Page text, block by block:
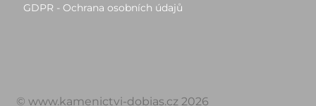
GDPR - Ochrana osobních údajů
© www.kamenictvi-dobias.cz 2026